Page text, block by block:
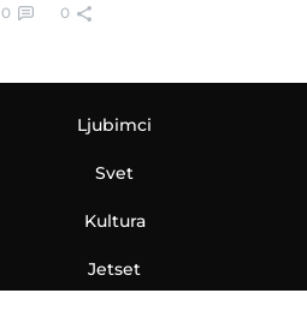
0 0
Ljubimci
Svet
Kultura
Jetset